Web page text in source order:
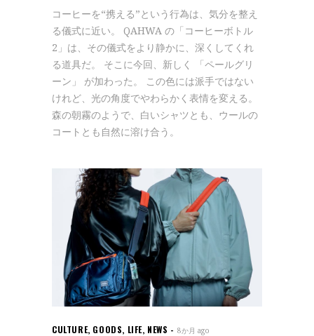
コーヒーを“携える”という行為は、気分を整え
る儀式に近い。 QAHWA の「コーヒーボトル
2」は、その儀式をより静かに、深くしてくれ
る道具だ。 そこに今回、新しく 「ペールグリ
ーン」 が加わった。 この色には派手ではない
けれど、光の角度でやわらかく表情を変える。
森の朝霧のようで、白いシャツとも、ウールの
コートとも自然に溶け合う。
CULTURE, GOODS, LIFE, NEWS 8か月 ago